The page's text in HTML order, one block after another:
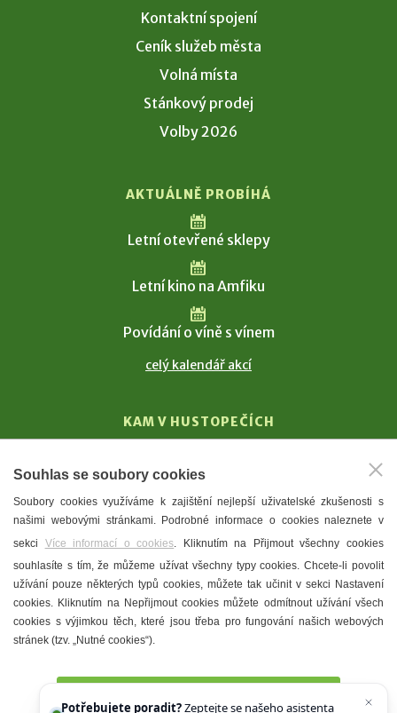
Kontaktní spojení
Ceník služeb města
Volná místa
Stánkový prodej
Volby 2026
AKTUÁLNĚ PROBÍHÁ
Letní otevřené sklepy
Letní kino na Amfiku
Povídání o víně s vínem
celý kalendář akcí
KAM V HUSTOPEČÍCH
T. G. Masaryk
Mandloně
Ubytování
Restaurace
Městské muzeum a galerie
Denní meníčka
Souhlas se soubory cookies
Soubory cookies využíváme k zajištění nejlepší uživatelské zkušenosti s
našimi webovými stránkami. Podrobné informace o cookies naleznete v
sekci Více informací o cookies. Kliknutím na Přijmout všechny cookies
souhlasíte s tím, že můžeme užívat všechny typy cookies. Chcete-li povolit
užívání pouze některých typů cookies, můžete tak učinit v sekci Nastavení
cookies. Kliknutím na Nepřijmout cookies můžete odmítnout užívání všech
cookies s výjimkou těch, které jsou třeba pro fungování našich webových
stránek (tzv. „Nutné cookies“).
Potřebujete poradit?Zeptejte se našeho asistenta